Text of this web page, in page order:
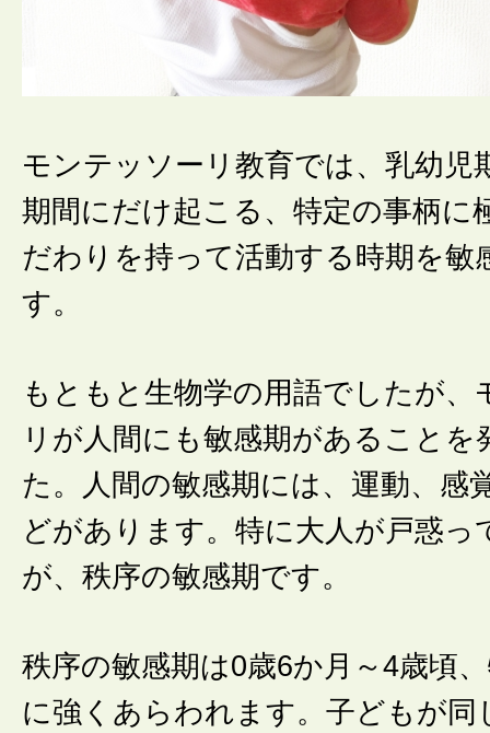
モンテッソーリ教育では、乳幼児
期間にだけ起こる、特定の事柄に
だわりを持って活動する時期を敏
す。
もともと生物学の用語でしたが、
リが人間にも敏感期があることを
た。人間の敏感期には、運動、感
どがあります。特に大人が戸惑っ
が、秩序の敏感期です。
秩序の敏感期は0歳6か月～4歳頃
に強くあらわれます。子どもが同